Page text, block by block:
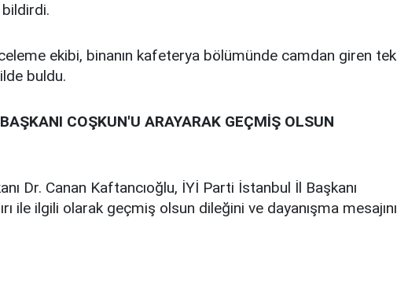
ekibi, binanın kafeterya bölümünde camdan giren tek
buldu.
COŞKUN'U ARAYARAK GEÇMİŞ OLSUN
Dr. Canan Kaftancıoğlu, İYİ Parti İstanbul İl Başkanı
ile ilgili olarak geçmiş olsun dileğini ve dayanışma mesajını